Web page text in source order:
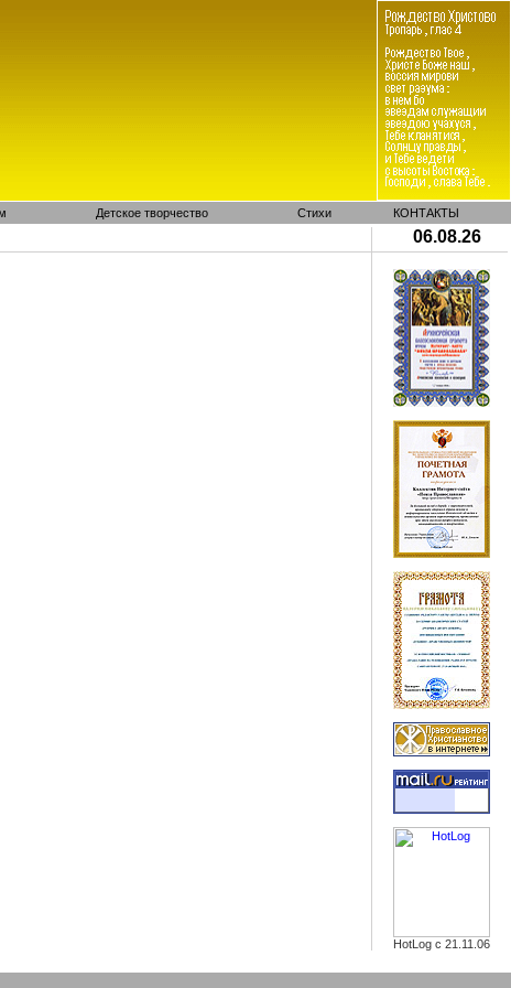
Детское творчество Стихи КОНТАКТЫ
06.08.26
HotLog с 21.11.06